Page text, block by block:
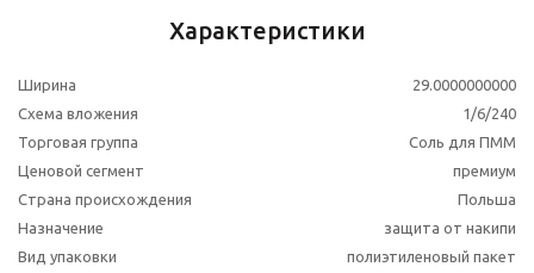
Характеристики
Ширина
29.0000000000
Схема вложения
1/6/240
Торговая группа
Соль для ПММ
Ценовой сегмент
премиум
Страна происхождения
Польша
Назначение
защита от накипи
Вид упаковки
полиэтиленовый пакет